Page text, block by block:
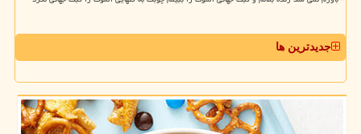
جدیدترین ها